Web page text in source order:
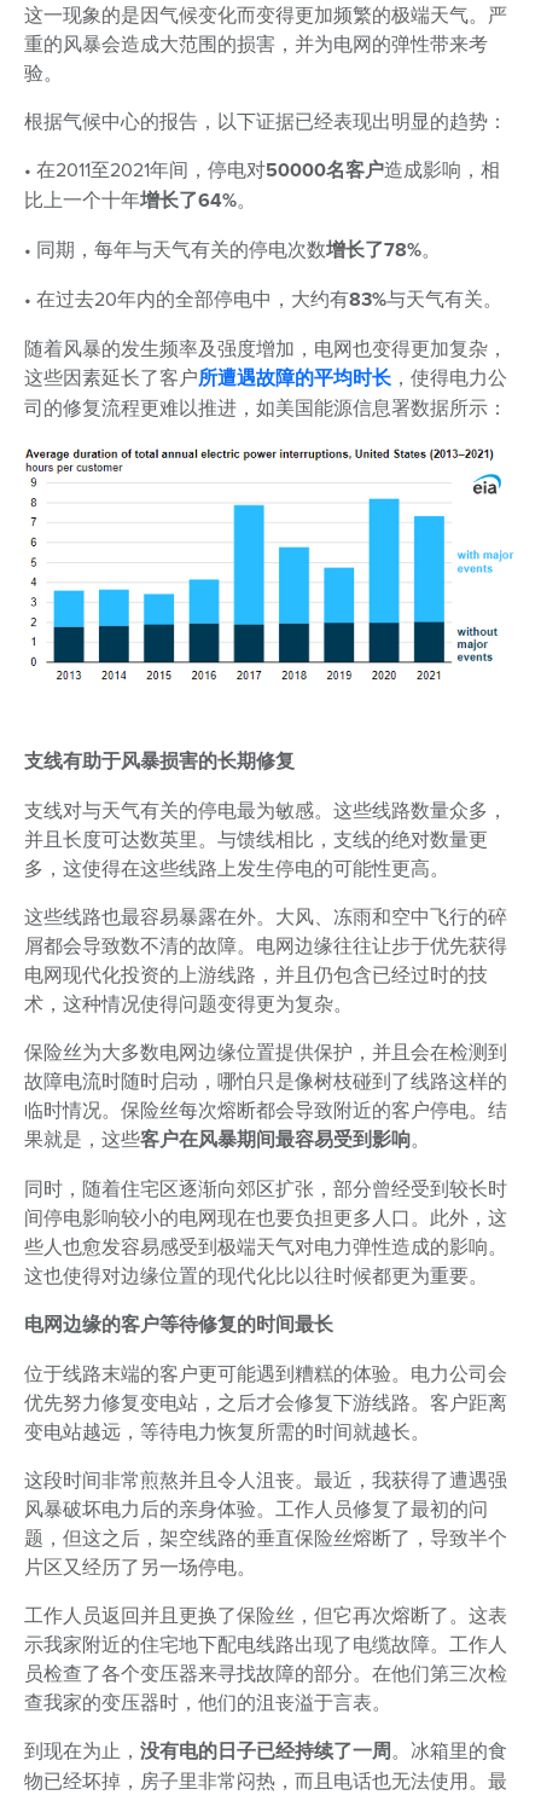
这一现象的是因气候变化而变得更加频繁的极端天气。严
重的风暴会造成大范围的损害，并为电网的弹性带来考
验。
根据气候中心的报告，以下证据已经表现出明显的趋势：
• 在2011至2021年间，停电对50000名客户造成影响，相
比上一个十年增长了64%。
• 同期，每年与天气有关的停电次数增长了78%。
• 在过去20年内的全部停电中，大约有83%与天气有关。
随着风暴的发生频率及强度增加，电网也变得更加复杂，
这些因素延长了客户所遭遇故障的平均时长 ，使得电力公
司的修复流程更难以推进，如美国能源信息署数据所示：
支线有助于风暴损害的长期修复
支线对与天气有关的停电最为敏感。这些线路数量众多，
并且长度可达数英里。与馈线相比，支线的绝对数量更
多，这使得在这些线路上发生停电的可能性更高。
这些线路也最容易暴露在外。大风、冻雨和空中飞行的碎
屑都会导致数不清的故障。电网边缘往往让步于优先获得
电网现代化投资的上游线路，并且仍包含已经过时的技
术，这种情况使得问题变得更为复杂。
保险丝为大多数电网边缘位置提供保护，并且会在检测到
故障电流时随时启动，哪怕只是像树枝碰到了线路这样的
临时情况。保险丝每次熔断都会导致附近的客户停电。结
果就是，这些客户在风暴期间最容易受到影响。
同时，随着住宅区逐渐向郊区扩张，部分曾经受到较长时
间停电影响较小的电网现在也要负担更多人口。此外，这
些人也愈发容易感受到极端天气对电力弹性造成的影响。
这也使得对边缘位置的现代化比以往时候都更为重要。
电网边缘的客户等待修复的时间最长
位于线路末端的客户更可能遇到糟糕的体验。电力公司会
优先努力修复变电站，之后才会修复下游线路。客户距离
变电站越远，等待电力恢复所需的时间就越长。
这段时间非常煎熬并且令人沮丧。最近，我获得了遭遇强
风暴破坏电力后的亲身体验。工作人员修复了最初的问
题，但这之后，架空线路的垂直保险丝熔断了，导致半个
片区又经历了另一场停电。
工作人员返回并且更换了保险丝，但它再次熔断了。这表
示我家附近的住宅地下配电线路出现了电缆故障。工作人
员检查了各个变压器来寻找故障的部分。在他们第三次检
查我家的变压器时，他们的沮丧溢于言表。
到现在为止， 没有电的日子已经持续了一周。冰箱里的食
物已经坏掉，房子里非常闷热，而且电话也无法使用。最